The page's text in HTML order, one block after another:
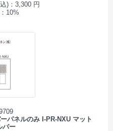
)：3,300 円
10%
パネルのみ I-PR-NXU マット
バー